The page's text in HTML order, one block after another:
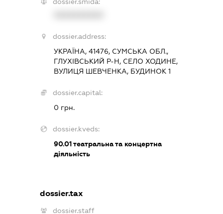
dossier.address:
УКРАЇНА, 41476, СУМСЬКА ОБЛ.,
ГЛУХІВСЬКИЙ Р-Н, СЕЛО ХОДИНЕ,
ВУЛИЦЯ ШЕВЧЕНКА, БУДИНОК 1
dossier.capital:
0 грн.
dossier.kveds:
90.01театральна та концертна
діяльність
dossier.tax
dossier.staff